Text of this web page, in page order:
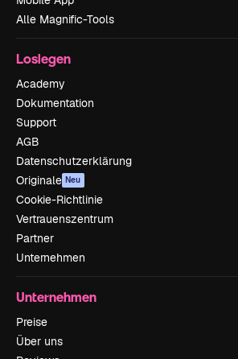
Alle Magnific-Tools
Loslegen
Academy
Dokumentation
Support
AGB
Datenschutzerklärung
Originale Neu
Cookie-Richtlinie
Vertrauenszentrum
Partner
Unternehmen
Unternehmen
Preise
Über uns